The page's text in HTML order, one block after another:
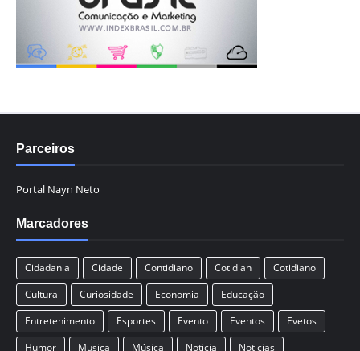
Parceiros
Portal Nayn Neto
Marcadores
Cidadania Cidade Contidiano Cotidian
Cotidiano
Cultura
Curiosidade Economia
Educação
Entretenimento
Esportes Evento Eventos
Evetos
Humor
Musica Música Noticia Noticias